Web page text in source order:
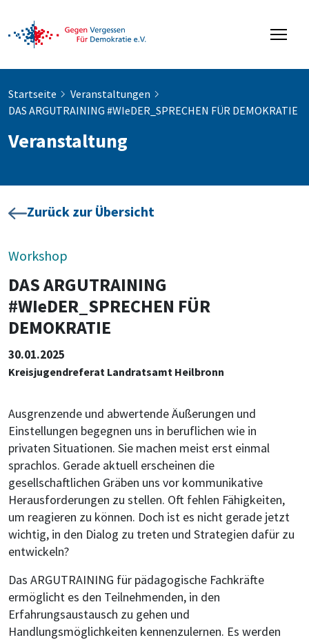
Startseite
Veranstaltungen
DAS ARGUTRAINING #WIeDER_SPRECHEN FÜR DEMOKRATIE
Veranstaltung
Zurück zur Übersicht
Workshop
DAS ARGUTRAINING
#WIeDER_SPRECHEN FÜR
DEMOKRATIE
30.01.2025
Kreisjugendreferat Landratsamt Heilbronn
Ausgrenzende und abwertende Äußerungen und
Einstellungen begegnen uns in beruflichen wie in
privaten Situationen. Sie machen meist erst einmal
sprachlos. Gerade aktuell erscheinen die
gesellschaftlichen Gräben uns vor kommunikative
Herausforderungen zu stellen. Oft fehlen Fähigkeiten,
um reagieren zu können. Doch ist es nicht gerade jetzt
wichtig, in den Dialog zu treten und Strategien dafür zu
entwickeln?
Das ARGUTRAINING für pädagogische Fachkräfte
ermöglicht es den Teilnehmenden, in den
Erfahrungsaustausch zu gehen und
Handlungsmöglichkeiten kennenzulernen. Es werden